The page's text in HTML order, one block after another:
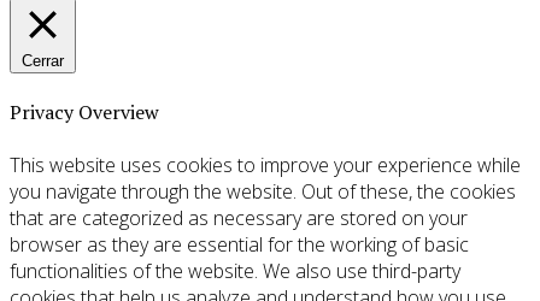
Cerrar
Privacy Overview
This website uses cookies to improve your experience while
you navigate through the website. Out of these, the cookies
that are categorized as necessary are stored on your
browser as they are essential for the working of basic
functionalities of the website. We also use third-party